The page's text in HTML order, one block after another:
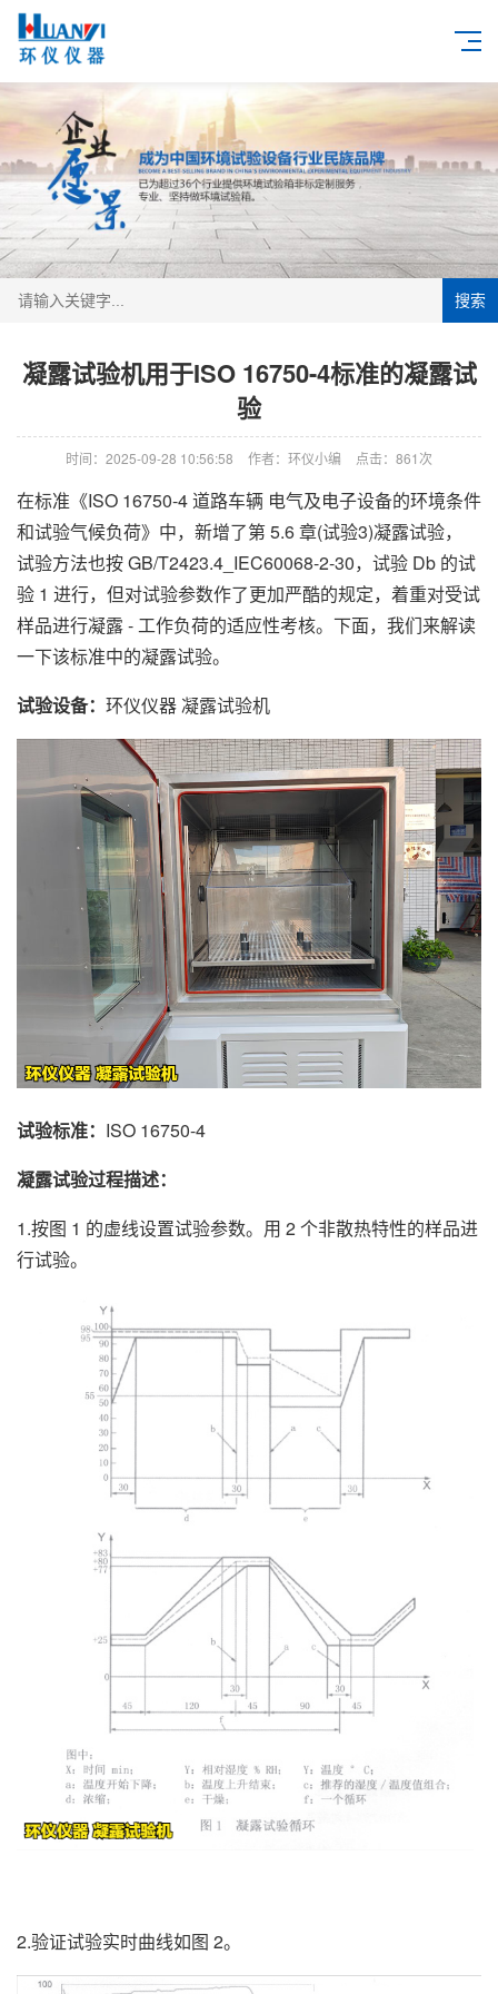
搜索
凝露试验机用于ISO 16750-4标准的凝露试
验
时间：2025-09-28 10:56:58 作者：环仪小编 点击： 861次
在标准《ISO 16750-4 道路车辆 电气及电子设备的环境条件
和试验气候负荷》中，新增了第 5.6 章(试验3)凝露试验，
试验方法也按 GB/T2423.4_IEC60068-2-30，试验 Db 的试
验 1 进行，但对试验参数作了更加严酷的规定，着重对受试
样品进行凝露 - 工作负荷的适应性考核。下面，我们来解读
一下该标准中的凝露试验。
试验设备： 环仪仪器 凝露试验机
试验标准： ISO 16750-4
凝露试验过程描述：
1.按图 1 的虚线设置试验参数。用 2 个非散热特性的样品进
行试验。
2.验证试验实时曲线如图 2。